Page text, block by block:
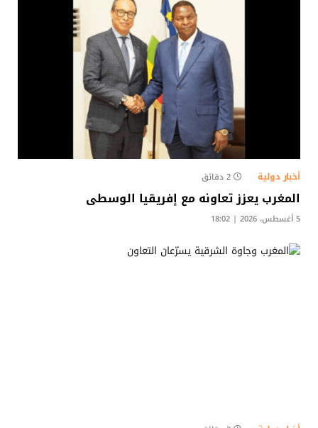
أخبار دولية 2 دقائق
المغرب يعزز تعاونه مع إفريقيا الوسطى
5 أغسطس، 2026 | 18:02